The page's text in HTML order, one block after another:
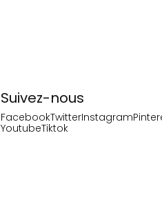
Suivez-nous
FacebookTwitterInstagram
YoutubeTiktok